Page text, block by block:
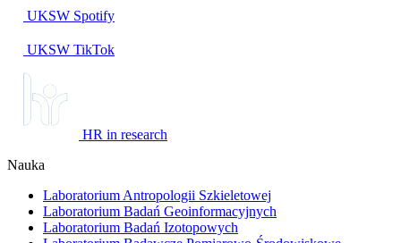
UKSW Spotify
UKSW TikTok
HR in research
Nauka
Laboratorium Antropologii Szkieletowej
Laboratorium Badań Geoinformacyjnych
Laboratorium Badań Izotopowych